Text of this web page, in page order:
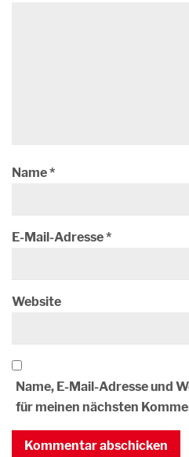
Name*
E-Mail-Adresse*
Website
Name, E-Mail-Adresse und
für meinen nächsten